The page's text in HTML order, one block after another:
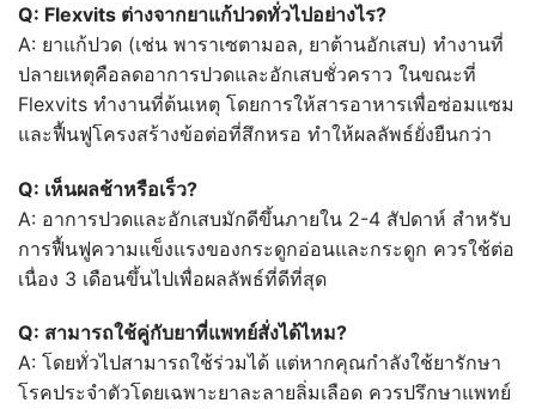
Q: Flexvits ต่างจากยาแก้ปวดทั่วไปอย่างไร?
A: ยาแก้ปวด (เช่น พาราเซตามอล, ยาต้านอักเสบ) ทำงานที่
ปลายเหตุคือลดอาการปวดและอักเสบชั่วคราว ในขณะที่
Flexvits ทำงานที่ต้นเหตุ โดยการให้สารอาหารเพื่อซ่อมแซม
และฟื้นฟูโครงสร้างข้อต่อที่สึกหรอ ทำให้ผลลัพธ์ยั่งยืนกว่า
Q: เห็นผลช้าหรือเร็ว?
A: อาการปวดและอักเสบมักดีขึ้นภายใน 2-4 สัปดาห์ สำหรับ
การฟื้นฟูความแข็งแรงของกระดูกอ่อนและกระดูก ควรใช้ต่อ
เนื่อง 3 เดือนขึ้นไปเพื่อผลลัพธ์ที่ดีที่สุด
Q: สามารถใช้คู่กับยาที่แพทย์สั่งได้ไหม?
A: โดยทั่วไปสามารถใช้ร่วมได้ แต่หากคุณกำลังใช้ยารักษา
โรคประจำตัวโดยเฉพาะยาละลายลิ่มเลือด ควรปรึกษาแพทย์